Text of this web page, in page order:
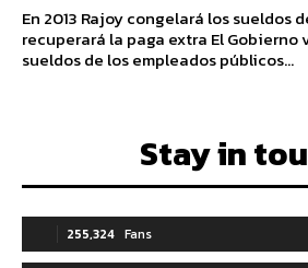
En 2013 Rajoy congelará los sueldos
recuperará la paga extra El Gobierno volverá a congelar los
sueldos de los empleados públicos...
Stay in
255,324 Fans